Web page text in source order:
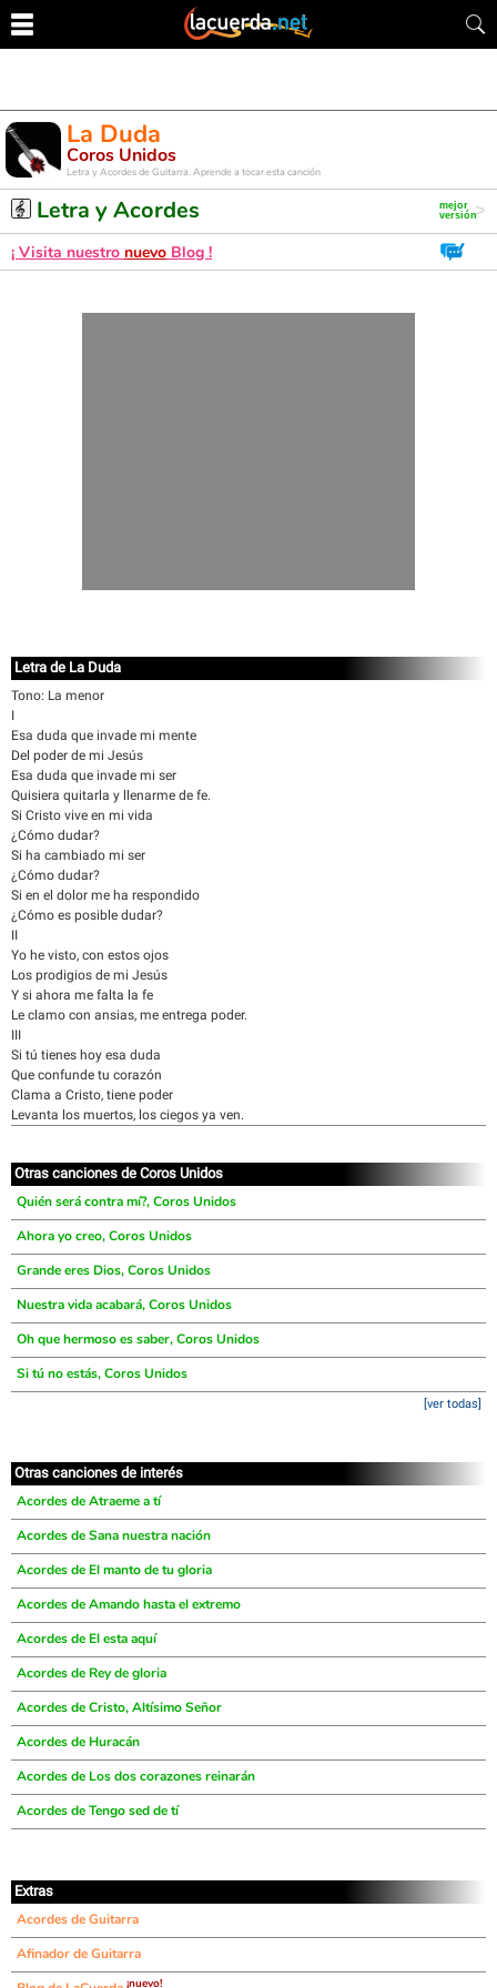
La Duda
Coros Unidos
Letra y Acordes de Guitarra. Aprende a tocar esta canción
Letra y Acordes
¡ Visita nuestro nuevo Blog !
Letra de La Duda
Tono: La menor
I
Esa duda que invade mi mente
Del poder de mi Jesús
Esa duda que invade mi ser
Quisiera quitarla y llenarme de fe.
Si Cristo vive en mi vida
¿Cómo dudar?
Si ha cambiado mi ser
¿Cómo dudar?
Si en el dolor me ha respondido
¿Cómo es posible dudar?
II
Yo he visto, con estos ojos
Los prodigios de mi Jesús
Y si ahora me falta la fe
Le clamo con ansias, me entrega poder.
III
Si tú tienes hoy esa duda
Que confunde tu corazón
Clama a Cristo, tiene poder
Levanta los muertos, los ciegos ya ven.
Otras canciones de Coros Unidos
Quién será contra mí?, Coros Unidos
Ahora yo creo, Coros Unidos
Grande eres Dios, Coros Unidos
Nuestra vida acabará, Coros Unidos
Oh que hermoso es saber, Coros Unidos
Si tú no estás, Coros Unidos
[ver todas]
Otras canciones de interés
Acordes de Atraeme a tí
Acordes de Sana nuestra nación
Acordes de El manto de tu gloria
Acordes de Amando hasta el extremo
Acordes de El esta aquí
Acordes de Rey de gloria
Acordes de Cristo, Altísimo Señor
Acordes de Huracán
Acordes de Los dos corazones reinarán
Acordes de Tengo sed de tí
Extras
Acordes de Guitarra
Afinador de Guitarra
¡nuevo!